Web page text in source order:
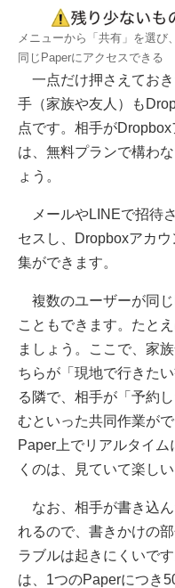
メニューから「共有」を選び
同じPaperにアクセスできる
一点だけ押さえてお
手（家族や友人）も
点です。相手が
は、無料プランで構わ
ょう。
メールやLINEで招待
セスし、Dropboxアカ
集ができます。
複数のユーザーが同
こともできます。たと
ましょう。ここで、家
ちらが「現地で行きた
る隣で、相手が「予約
むといった共同作業が
Paper上でリアルタイ
くのは、見ていて楽しい
なお、相手が書き込ん
れるので、書きかけの
ラブルは起きにくいで
は、1つのPaperにつき